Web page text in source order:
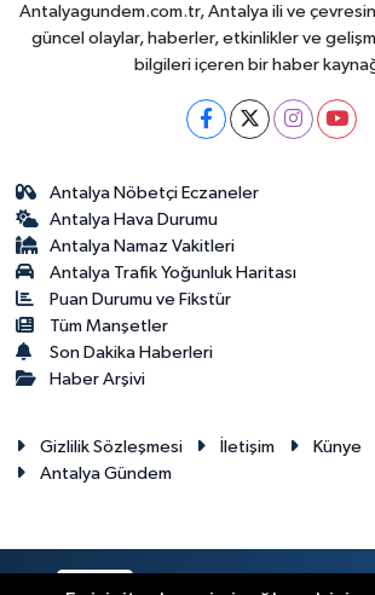
Antalyagundem.com.tr, Antalya ili ve
güncel olaylar, haberler, etkinlikler ve
bilgileri içeren bir haber
Antalya Nöbetçi Eczaneler
Antalya Hava Durumu
Antalya Namaz Vakitleri
Antalya Trafik Yoğunluk Haritası
Puan Durumu ve Fikstür
Tüm Manşetler
Son Dakika Haberleri
Haber Arşivi
Gizlilik Sözleşmesi İletişim
Künye
Antalya Gündem
RSS Copyright © 2024. Her